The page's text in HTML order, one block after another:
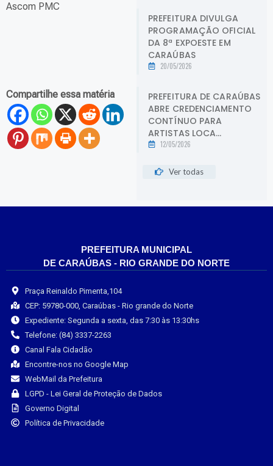
Ascom PMC
Compartilhe essa matéria
PREFEITURA DIVULGA
PROGRAMAÇÃO OFICIAL
DA 8ª EXPOESTE EM
CARAÚBAS
20/05/2026
PREFEITURA DE CARAÚBAS
ABRE CREDENCIAMENTO
CONTÍNUO PARA
ARTISTAS LOCA...
12/05/2026
Ver todas
PREFEITURA MUNICIPAL
DE CARAÚBAS - RIO GRANDE DO NORTE
Praça Reinaldo Pimenta,104
CEP: 59780-000, Caraúbas - Rio grande do Norte
Expediente: Segunda a sexta, das 7:30 às 13:30hs
Telefone: (84) 3337-2263
Canal Fala Cidadão
Encontre-nos no Google Map
WebMail da Prefeitura
LGPD - Lei Geral de Proteção de Dados
Governo Digital
Política de Privacidade